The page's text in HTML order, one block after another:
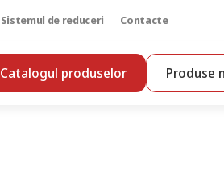
Sistemul de reduceri Contacte
Catalogul produselor Produse